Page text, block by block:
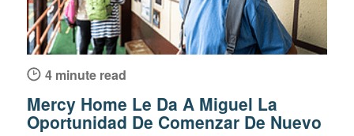
4 minute read
Mercy Home Le Da A Miguel La
Oportunidad De Comenzar De Nuevo